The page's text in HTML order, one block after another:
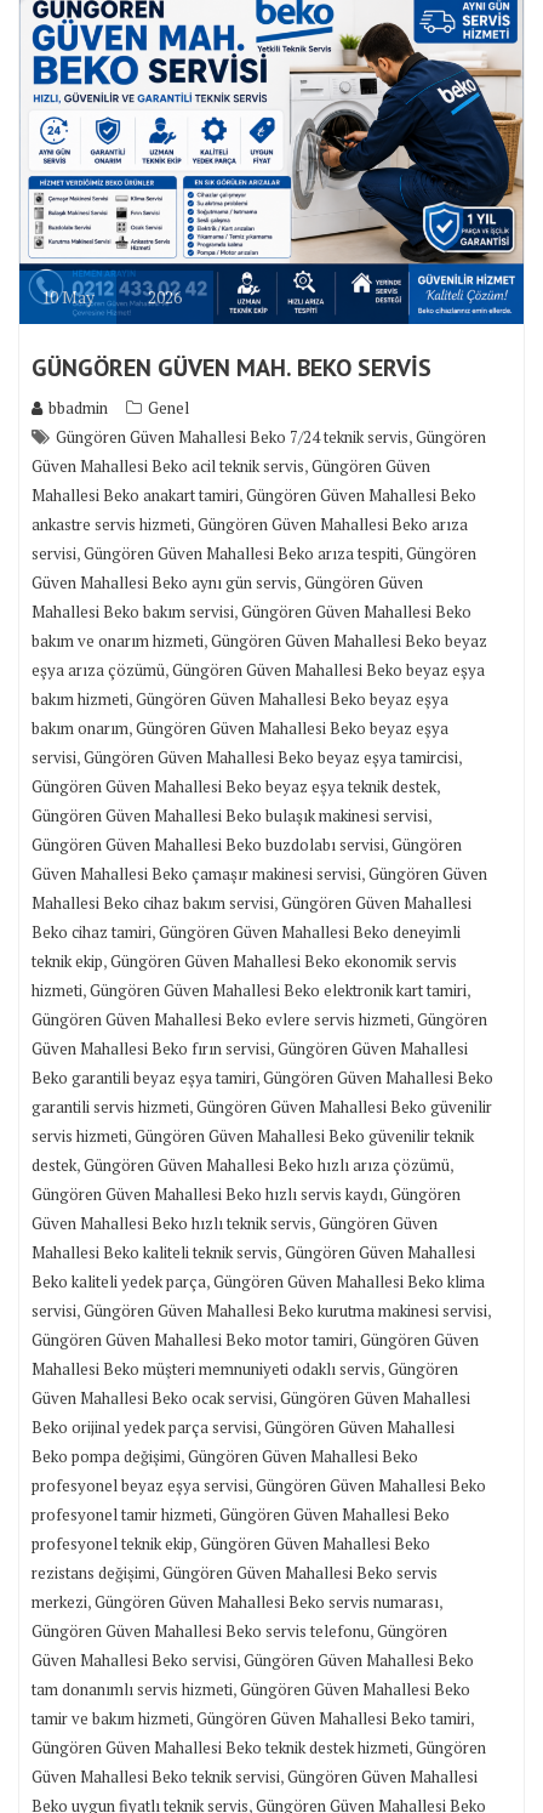
10May 2026
GÜNGÖREN GÜVEN MAH. BEKO SERVİS
bbadmin
Genel
Güngören Güven Mahallesi Beko 7/24 teknik servis,Güngören
Güven Mahallesi Beko acil teknik servis,Güngören Güven
Mahallesi Beko anakart tamiri,Güngören Güven Mahallesi Beko
ankastre servis hizmeti,Güngören Güven Mahallesi Beko arıza
servisi,Güngören Güven Mahallesi Beko arıza tespiti,Güngören
Güven Mahallesi Beko aynı gün servis,Güngören Güven
Mahallesi Beko bakım servisi,Güngören Güven Mahallesi Beko
bakım ve onarım hizmeti,Güngören Güven Mahallesi Beko beyaz
eşya arıza çözümü,Güngören Güven Mahallesi Beko beyaz eşya
bakım hizmeti,Güngören Güven Mahallesi Beko beyaz eşya
bakım onarım,Güngören Güven Mahallesi Beko beyaz eşya
servisi,Güngören Güven Mahallesi Beko beyaz eşya tamircisi,
Güngören Güven Mahallesi Beko beyaz eşya teknik destek,
Güngören Güven Mahallesi Beko bulaşık makinesi servisi,
Güngören Güven Mahallesi Beko buzdolabı servisi,Güngören
Güven Mahallesi Beko çamaşır makinesi servisi,Güngören Güven
Mahallesi Beko cihaz bakım servisi,Güngören Güven Mahallesi
Beko cihaz tamiri,Güngören Güven Mahallesi Beko deneyimli
teknik ekip,Güngören Güven Mahallesi Beko ekonomik servis
hizmeti,Güngören Güven Mahallesi Beko elektronik kart tamiri,
Güngören Güven Mahallesi Beko evlere servis hizmeti,Güngören
Güven Mahallesi Beko fırın servisi,Güngören Güven Mahallesi
Beko garantili beyaz eşya tamiri,Güngören Güven Mahallesi Beko
garantili servis hizmeti,Güngören Güven Mahallesi Beko güvenilir
servis hizmeti,Güngören Güven Mahallesi Beko güvenilir teknik
destek,Güngören Güven Mahallesi Beko hızlı arıza çözümü,
Güngören Güven Mahallesi Beko hızlı servis kaydı,Güngören
Güven Mahallesi Beko hızlı teknik servis,Güngören Güven
Mahallesi Beko kaliteli teknik servis,Güngören Güven Mahallesi
Beko kaliteli yedek parça,Güngören Güven Mahallesi Beko klima
servisi,Güngören Güven Mahallesi Beko kurutma makinesi servisi,
Güngören Güven Mahallesi Beko motor tamiri,Güngören Güven
Mahallesi Beko müşteri memnuniyeti odaklı servis,Güngören
Güven Mahallesi Beko ocak servisi,Güngören Güven Mahallesi
Beko orijinal yedek parça servisi,Güngören Güven Mahallesi
Beko pompa değişimi,Güngören Güven Mahallesi Beko
profesyonel beyaz eşya servisi,Güngören Güven Mahallesi Beko
profesyonel tamir hizmeti,Güngören Güven Mahallesi Beko
profesyonel teknik ekip,Güngören Güven Mahallesi Beko
rezistans değişimi,Güngören Güven Mahallesi Beko servis
merkezi,Güngören Güven Mahallesi Beko servis numarası,
Güngören Güven Mahallesi Beko servis telefonu,Güngören
Güven Mahallesi Beko servisi,Güngören Güven Mahallesi Beko
tam donanımlı servis hizmeti,Güngören Güven Mahallesi Beko
tamir ve bakım hizmeti,Güngören Güven Mahallesi Beko tamiri,
Güngören Güven Mahallesi Beko teknik destek hizmeti,Güngören
Güven Mahallesi Beko teknik servisi,Güngören Güven Mahallesi
Beko uygun fiyatlı teknik servis,Güngören Güven Mahallesi Beko